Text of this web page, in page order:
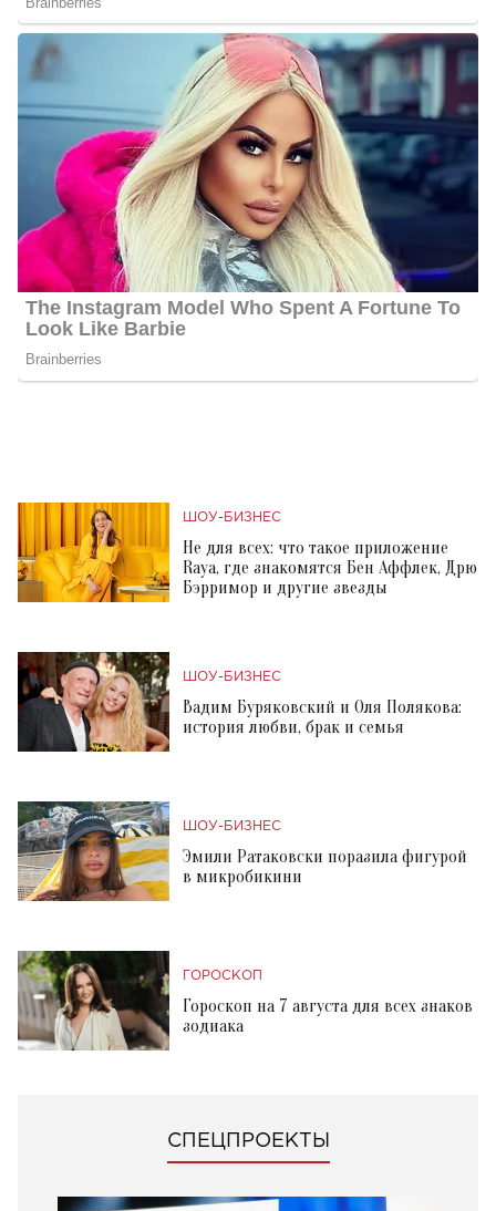
ШОУ-БИЗНЕС
Не для всех: что такое приложение
Raya, где знакомятся Бен Аффлек, Дрю
Бэрримор и другие звезды
ШОУ-БИЗНЕС
Вадим Буряковский и Оля Полякова:
история любви, брак и семья
ШОУ-БИЗНЕС
Эмили Ратаковски поразила фигурой
в микробикини
ГОРОСКОП
Гороскоп на 7 августа для всех знаков
зодиака
СПЕЦПРОЕКТЫ